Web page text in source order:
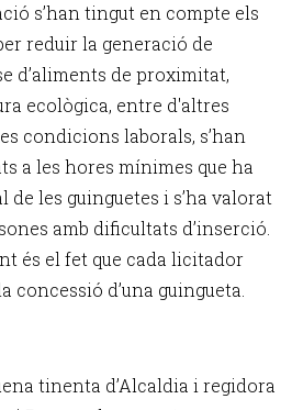
s’han tingut en compte els
reduir la generació de
d’aliments de proximitat,
ecològica, entre d'altres
condicions laborals, s’han
a les hores mínimes que ha
les guinguetes i s’ha valorat
amb dificultats d’inserció.
és el fet que cada licitador
concessió d’una guingueta.
tinenta d’Alcaldia i regidora